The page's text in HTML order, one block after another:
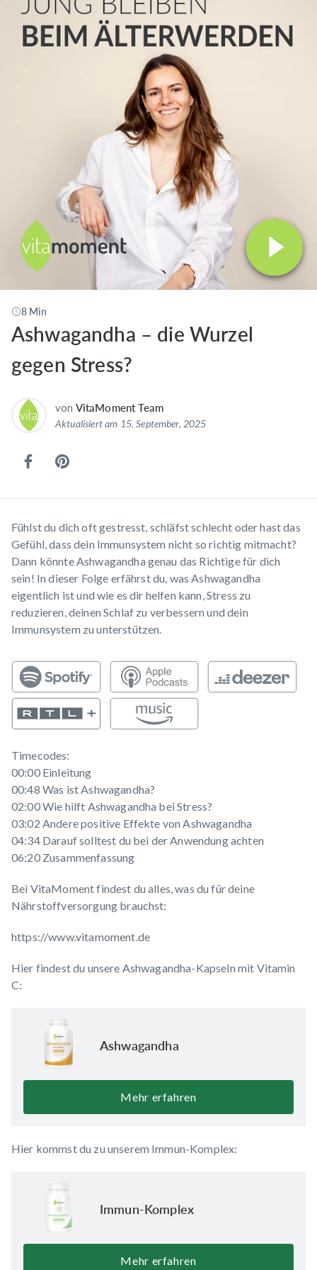
8 Min
Ashwagandha – die Wurzel
gegen Stress?
von VitaMoment Team
Aktualisiert am 15. September, 2025
Fühlst du dich oft gestresst, schläfst schlecht oder hast das
Gefühl, dass dein Immunsystem nicht so richtig mitmacht?
Dann könnte Ashwagandha genau das Richtige für dich
sein! In dieser Folge erfährst du, was Ashwagandha
eigentlich ist und wie es dir helfen kann, Stress zu
reduzieren, deinen Schlaf zu verbessern und dein
Immunsystem zu unterstützen.
Timecodes:
00:00 Einleitung
00:48 Was ist Ashwagandha?
02:00 Wie hilft Ashwagandha bei Stress?
03:02 Andere positive Effekte von Ashwagandha
04:34 Darauf solltest du bei der Anwendung achten
06:20 Zusammenfassung
Bei VitaMoment findest du alles, was du für deine
Nährstoffversorgung brauchst:
https://www.vitamoment.de
Hier findest du unsere Ashwagandha-Kapseln mit Vitamin
C:
Ashwagandha
Mehr erfahren
Hier kommst du zu unserem Immun-Komplex:
Immun-Komplex
Mehr erfahren